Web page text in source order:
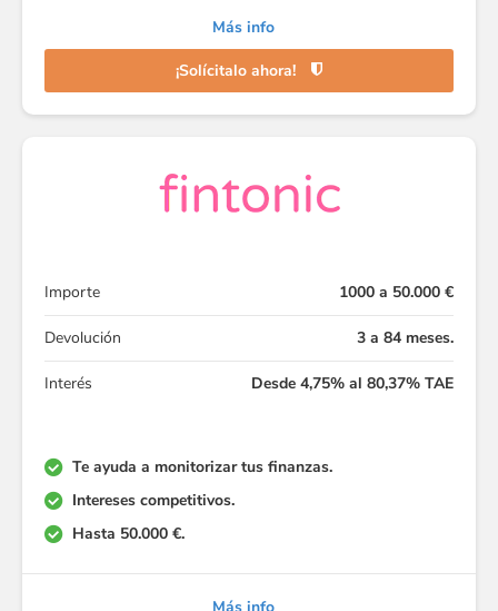
Más info
¡Solícitalo ahora!
Importe 1000 a 50.000 €
Devolución 3 a 84 meses.
Interés Desde 4,75% al 80,37% TAE
Te ayuda a monitorizar tus finanzas.
Intereses competitivos.
Hasta 50.000 €.